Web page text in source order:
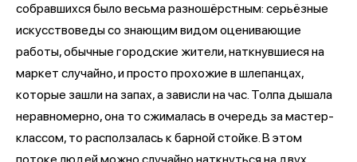
собравшихся было весьма разношёрстным: серьёзные
искусствоведы со знающим видом оценивающие
работы, обычные городские жители, наткнувшиеся на
маркет случайно, и просто прохожие в шлепанцах,
которые зашли на запах, а зависли на час. Толпа дышала
неравномерно, она то сжималась в очередь за мастер-
классом, то расползалась к барной стойке. В этом